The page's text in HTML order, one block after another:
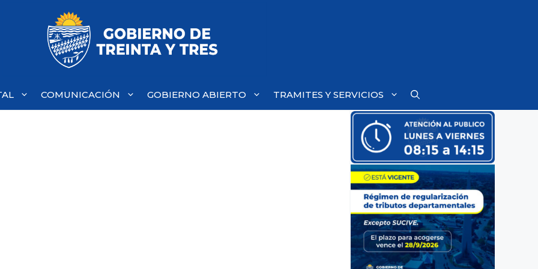
COMUNICACIÓN GOBIERNO ABIERTO TRAMITES Y SERVICIOS